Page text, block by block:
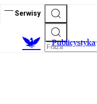
Serwisy
Publicystyka